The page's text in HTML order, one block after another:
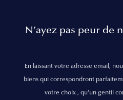
N’ayez pas peur de
En laissant votre adresse email,
biens qui correspondront
votre choix , qu'un gentil